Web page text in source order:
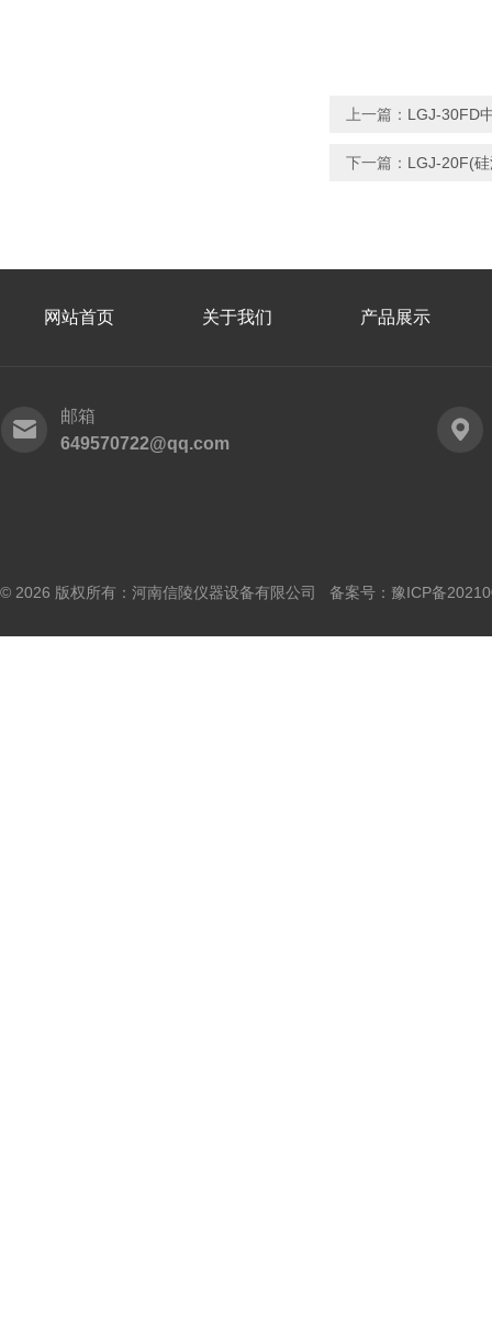
上一篇： LGJ-30FD
下一篇： LGJ-20F(
网站首页 关于我们 产品展示
邮箱
649570722@qq.com
© 2026 版权所有：河南信陵仪器设备有限公司 备案号： 豫ICP备